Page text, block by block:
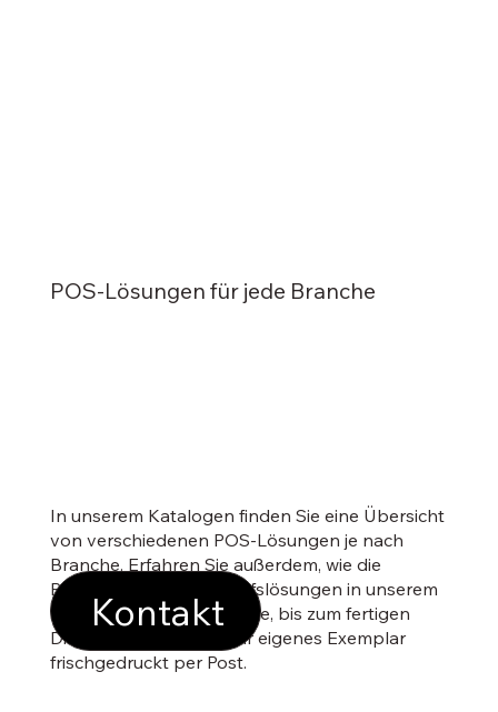
POS-Lösungen für jede Branche
In unserem Katalogen finden Sie eine Übersicht
von verschiedenen POS-Lösungen je nach
Branche. Erfahren Sie außerdem, wie die
Produktion einer Verkaufslösungen in unserem
Haus abläuft. Von der Idee, bis zum fertigen
Display. Bestellen Sie Ihr eigenes Exemplar
frischgedruckt per Post.
Kontakt